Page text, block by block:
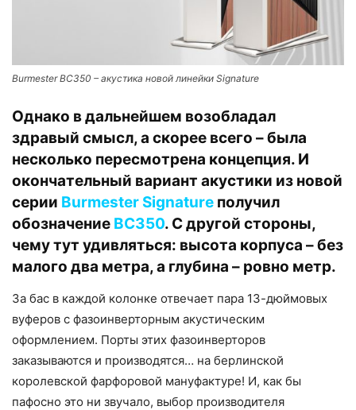
Burmester BC350 – акустика новой линейки Signature
Однако в дальнейшем возобладал
здравый смысл, а скорее всего – была
несколько пересмотрена концепция. И
окончательный вариант акустики из новой
серии Burmester Signature получил
обозначение BC350. С другой стороны,
чему тут удивляться: высота корпуса – без
малого два метра, а глубина – ровно метр.
За бас в каждой колонке отвечает пара 13-дюймовых
вуферов с фазоинверторным акустическим
оформлением. Порты этих фазоинверторов
заказываются и производятся… на берлинской
королевской фарфоровой мануфактуре! И, как бы
пафосно это ни звучало, выбор производителя